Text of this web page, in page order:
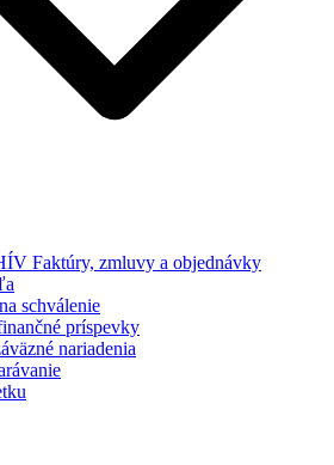
Faktúry, zmluvy a objednávky
schválenie
príspevky
nariadenia